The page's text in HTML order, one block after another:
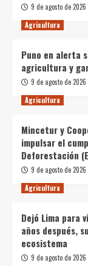
9 de agosto de 2026
Agricultura
Puno en alerta
agricultura y
9 de agosto de 2026
Agricultura
Mincetur y
impulsar el
Deforestación
9 de agosto de 2026
Agricultura
Dejó Lima para
años después,
ecosistema
9 de agosto de 2026